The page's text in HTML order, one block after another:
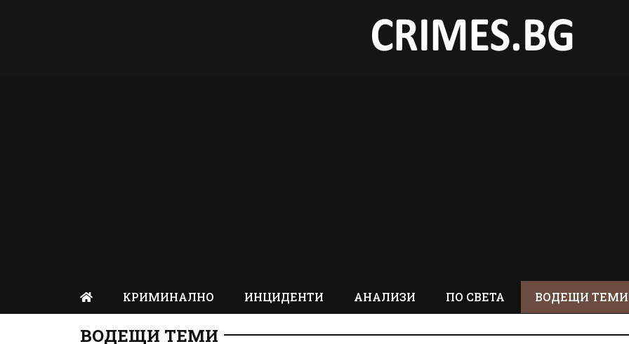
КРИМИНАЛНО ИНЦИДЕНТИ АНАЛИЗИ ПО СВЕТА ВОДЕЩИ ТЕМИ
ВОДЕЩИ ТЕМИ